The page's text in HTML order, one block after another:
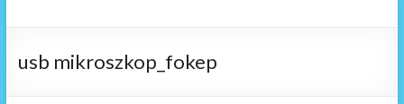
usb mikroszkop_fokep